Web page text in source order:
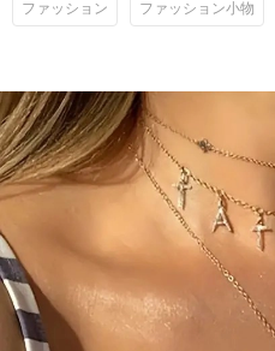
ファッション ファッション小物